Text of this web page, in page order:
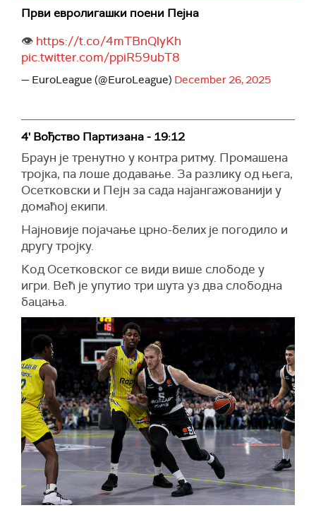
Први евролигашки поени Пејна
👁️ https://t.co/4mTBnQlyKh
pic.twitter.com/ppiR59ubT8
— EuroLeague (@EuroLeague) December 26, 2025
4' Вођство Партизана - 19:12
Браун је тренутно у контра ритму. Промашена
тројка, па лоше додавање. За разлику од њега,
Осетковски и Пејн за сада најангажованији у
домаћој екипи.
Најновије појачање црно-белих је погодило и
другу тројку.
Код Осетковског се види више слободе у
игри. Већ је упутио три шута уз два слободна
бацања.